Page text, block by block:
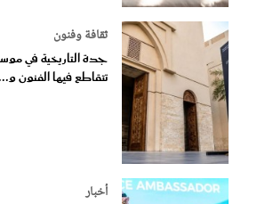
ثقافة وفنون
جدة التاريخية في
تتقاطع فيها الفنون
أخبار